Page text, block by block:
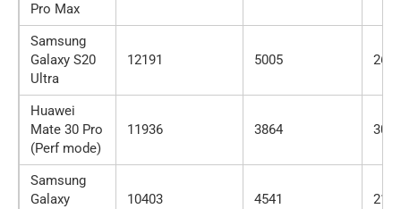
Pro Max
Samsung
Galaxy S20
Ultra
12191 5005 2697
Huawei
Mate 30 Pro
(Perf mode)
11936 3864 3038
Samsung
Galaxy
10403 4541 2154